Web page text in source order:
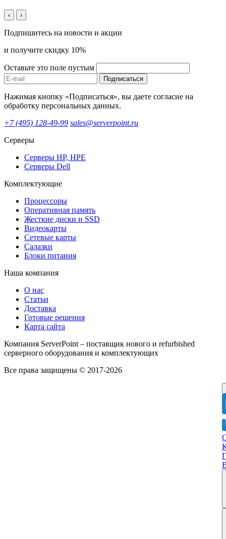
‹ ›
Подпишитесь на новости и акции
и получите скидку 10%
Оставьте это поле пустым
Подписаться
Нажимая кнопку «Подписаться», вы даете согласие на
обработку персональных данных.
+7 (495) 128-49-99 sales@serverpoint.ru
Серверы
Серверы HP, HPE
Серверы Dell
Комплектующие
Процессоры
Оперативная память
Жесткие диски и SSD
Видеокарты
Сетевые карты
Салазки
Блоки питания
Наша компания
О нас
Статьи
Доставка
Готовые решения
Карта сайта
Компания ServerPoint – поставщик нового и refurbished
серверного оборудования и комплектующих
Все права защищены © 2017-2026